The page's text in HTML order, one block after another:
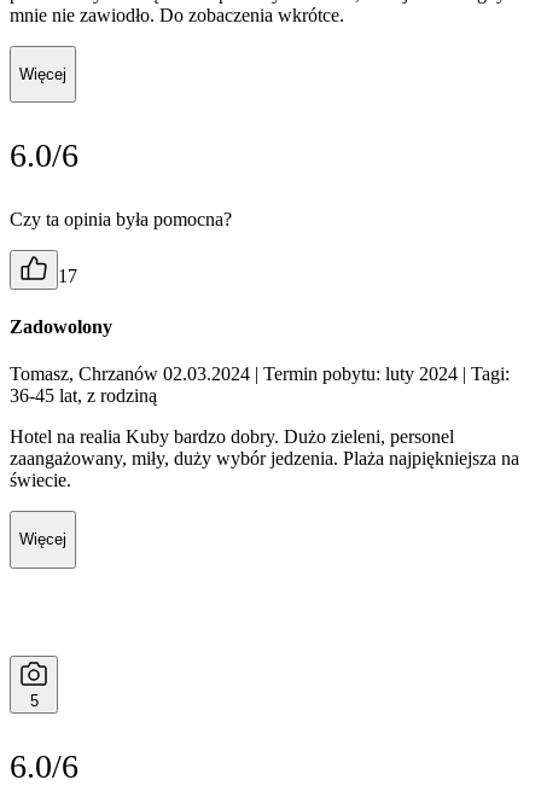
mnie nie zawiodło. Do zobaczenia wkrótce.
Więcej
6.0/6
Czy ta opinia była pomocna?
17
Zadowolony
Tomasz, Chrzanów 02.03.2024 | Termin pobytu: luty 2024 | Tagi:
36-45 lat, z rodziną
Hotel na realia Kuby bardzo dobry. Dużo zieleni, personel
zaangażowany, miły, duży wybór jedzenia. Plaża najpiękniejsza na
świecie.
Więcej
5
6.0/6